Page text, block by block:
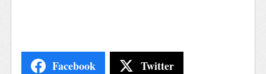
Facebook Twitter